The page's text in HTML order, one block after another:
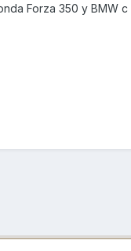
Forza 350 y BMW